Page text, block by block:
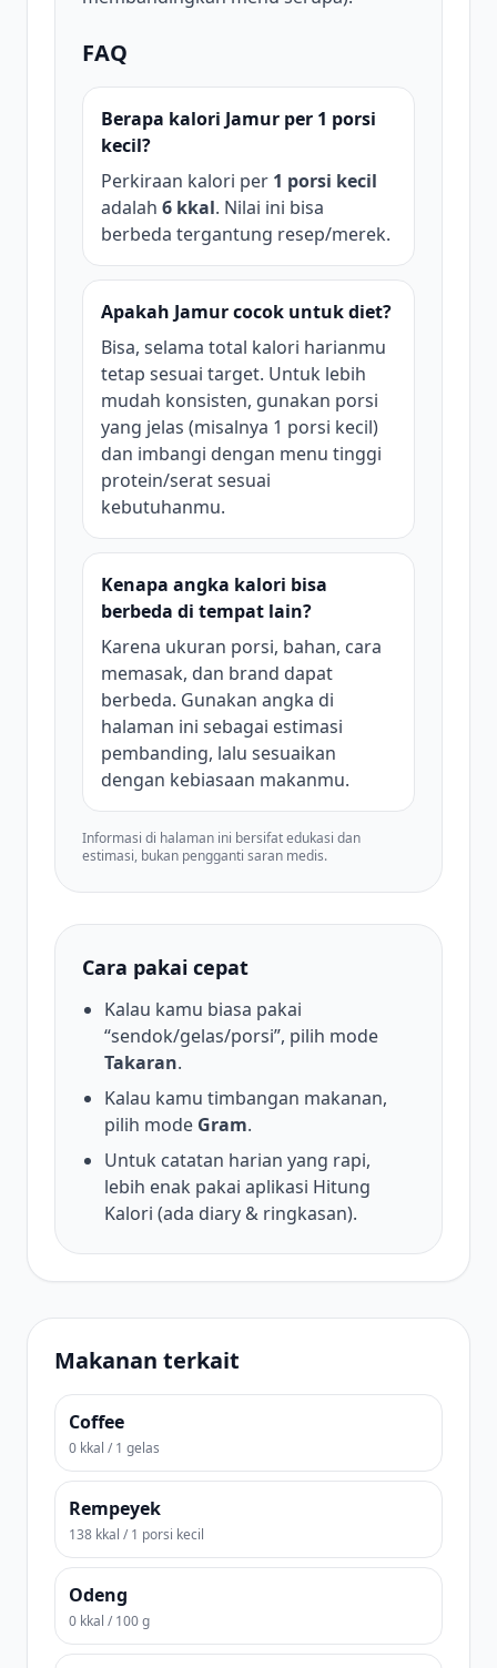
FAQ
Berapa kalori Jamur per 1 porsi
kecil?
Perkiraan kalori per 1 porsi kecil
adalah 6 kkal. Nilai ini bisa
berbeda tergantung resep/merek.
Apakah Jamur cocok untuk diet?
Bisa, selama total kalori harianmu
tetap sesuai target. Untuk lebih
mudah konsisten, gunakan porsi
yang jelas (misalnya 1 porsi kecil)
dan imbangi dengan menu tinggi
protein/serat sesuai
kebutuhanmu.
Kenapa angka kalori bisa
berbeda di tempat lain?
Karena ukuran porsi, bahan, cara
memasak, dan brand dapat
berbeda. Gunakan angka di
halaman ini sebagai estimasi
pembanding, lalu sesuaikan
dengan kebiasaan makanmu.
Informasi di halaman ini bersifat edukasi dan
estimasi, bukan pengganti saran medis.
Cara pakai cepat
Kalau kamu biasa pakai
“sendok/gelas/porsi”, pilih mode
Takaran.
Kalau kamu timbangan makanan,
pilih mode Gram.
Untuk catatan harian yang rapi,
lebih enak pakai aplikasi Hitung
Kalori (ada diary & ringkasan).
Makanan terkait
Coffee
0 kkal / 1 gelas
Rempeyek
138 kkal / 1 porsi kecil
Odeng
0 kkal / 100 g